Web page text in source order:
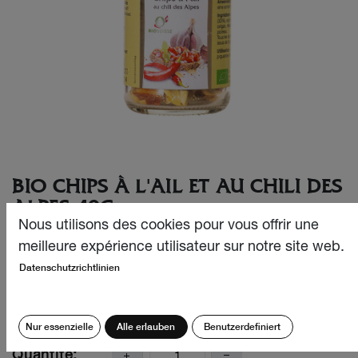
BIO CHIPS À L'AIL ET AU CHILI DES
ALPES 40G
Idéal pour les plats épicés : notre moulin avec des
Nous utilisons des cookies pour vous offrir une
meilleure expérience utilisateur sur notre site web.
Datenschutzrichtlinien
Nur essenzielle Alle erlauben Benutzerdefiniert